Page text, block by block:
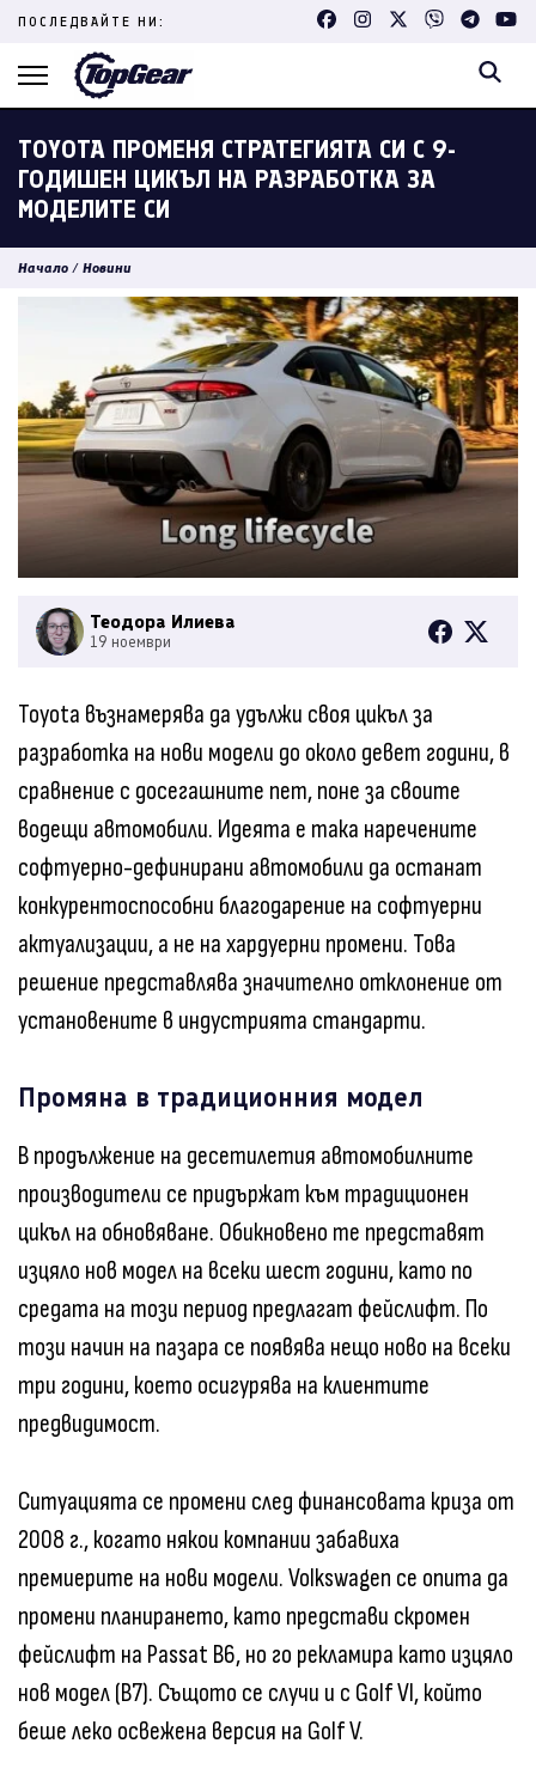
Skip
content
ПОСЛЕДВАЙТЕ НИ:
TOYOTA ПРОМЕНЯ СТРАТЕГИЯТА СИ С 9-
ГОДИШЕН ЦИКЪЛ НА РАЗРАБОТКА ЗА
МОДЕЛИТЕ СИ
Начало / Новини
Теодора Илиева
19 ноември
Toyota възнамерява да удължи своя цикъл за
разработка на нови модели до около девет години, в
сравнение с досегашните пет, поне за своите
водещи автомобили. Идеята е така наречените
софтуерно-дефинирани автомобили да останат
конкурентоспособни благодарение на софтуерни
актуализации, а не на хардуерни промени. Това
решение представлява значително отклонение от
установените в индустрията стандарти.
Промяна в традиционния модел
В продължение на десетилетия автомобилните
производители се придържат към традиционен
цикъл на обновяване. Обикновено те представят
изцяло нов модел на всеки шест години, като по
средата на този период предлагат фейслифт. По
този начин на пазара се появява нещо ново на всеки
три години, което осигурява на клиентите
предвидимост.
Ситуацията се промени след финансовата криза от
2008 г., когато някои компании забавиха
премиерите на нови модели. Volkswagen се опита да
промени планирането, като представи скромен
фейслифт на Passat B6, но го рекламира като изцяло
нов модел (B7). Същото се случи и с Golf VI, който
беше леко освежена версия на Golf V.